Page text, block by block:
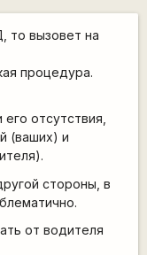
то вызовет на
процедура.
отсутствия,
(ваших) и
стороны, в
от водителя